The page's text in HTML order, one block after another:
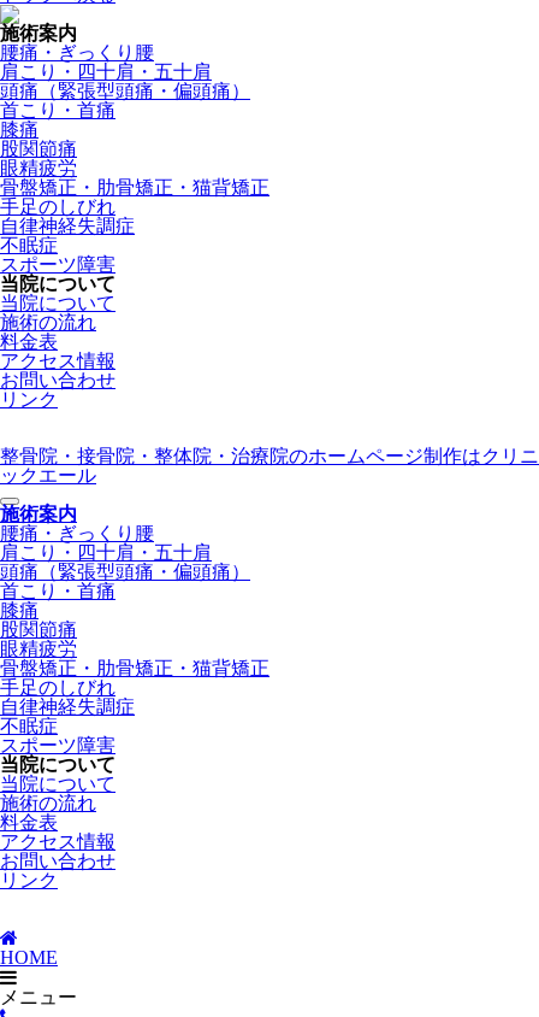
施術案内
腰痛・ぎっくり腰
肩こり・四十肩・五十肩
頭痛（緊張型頭痛・偏頭痛）
首こり・首痛
膝痛
股関節痛
眼精疲労
骨盤矯正・肋骨矯正・猫背矯正
手足のしびれ
自律神経失調症
不眠症
スポーツ障害
当院について
当院について
施術の流れ
料金表
アクセス情報
お問い合わせ
リンク
整骨院・接骨院・整体院・治療院のホームページ制作はクリニ
ックエール
施術案内
腰痛・ぎっくり腰
肩こり・四十肩・五十肩
頭痛（緊張型頭痛・偏頭痛）
首こり・首痛
膝痛
股関節痛
眼精疲労
骨盤矯正・肋骨矯正・猫背矯正
手足のしびれ
自律神経失調症
不眠症
スポーツ障害
当院について
当院について
施術の流れ
料金表
アクセス情報
お問い合わせ
リンク
HOME
メニュー